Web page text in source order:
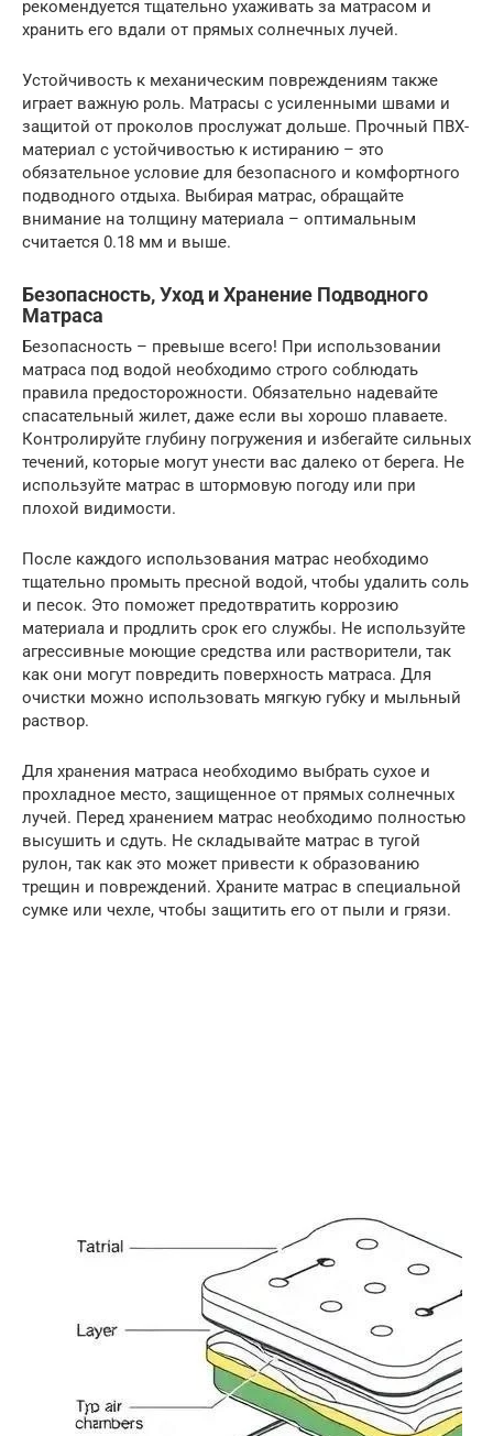
рекомендуется тщательно ухаживать за матрасом и
хранить его вдали от прямых солнечных лучей.
Устойчивость к механическим повреждениям также
играет важную роль. Матрасы с усиленными швами и
защитой от проколов прослужат дольше. Прочный ПВХ-
материал с устойчивостью к истиранию – это
обязательное условие для безопасного и комфортного
подводного отдыха. Выбирая матрас, обращайте
внимание на толщину материала – оптимальным
считается 0.18 мм и выше.
Безопасность, Уход и Хранение Подводного
Матраса
Безопасность – превыше всего! При использовании
матраса под водой необходимо строго соблюдать
правила предосторожности. Обязательно надевайте
спасательный жилет, даже если вы хорошо плаваете.
Контролируйте глубину погружения и избегайте сильных
течений, которые могут унести вас далеко от берега. Не
используйте матрас в штормовую погоду или при
плохой видимости.
После каждого использования матрас необходимо
тщательно промыть пресной водой, чтобы удалить соль
и песок. Это поможет предотвратить коррозию
материала и продлить срок его службы. Не используйте
агрессивные моющие средства или растворители, так
как они могут повредить поверхность матраса. Для
очистки можно использовать мягкую губку и мыльный
раствор.
Для хранения матраса необходимо выбрать сухое и
прохладное место, защищенное от прямых солнечных
лучей. Перед хранением матрас необходимо полностью
высушить и сдуть. Не складывайте матрас в тугой
рулон, так как это может привести к образованию
трещин и повреждений. Храните матрас в специальной
сумке или чехле, чтобы защитить его от пыли и грязи.